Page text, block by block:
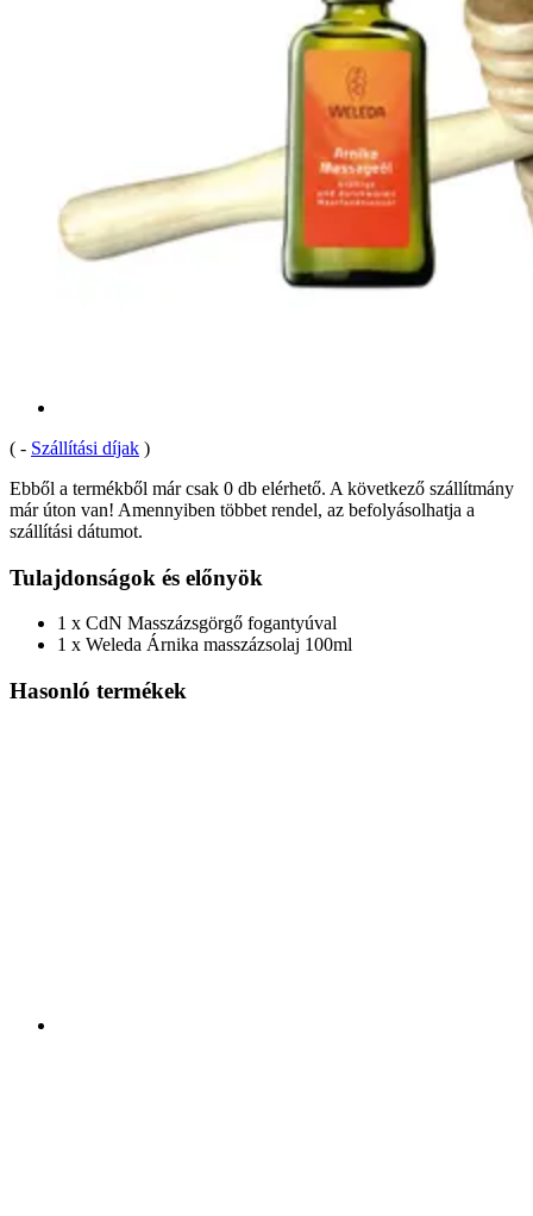
( - Szállítási díjak )
Ebből a termékből már csak 0 db elérhető. A következő szállítmány
már úton van! Amennyiben többet rendel, az befolyásolhatja a
szállítási dátumot.
Tulajdonságok és előnyök
1 x CdN Masszázsgörgő fogantyúval
1 x Weleda Árnika masszázsolaj 100ml
Hasonló termékek